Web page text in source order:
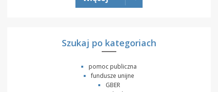
Szukaj po kategoriach
pomoc publiczna
fundusze unijne
GBER